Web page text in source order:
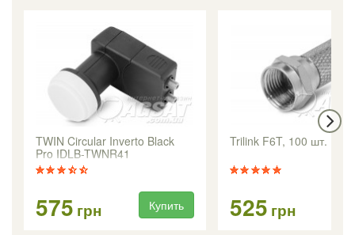
TWIN Circular Inverto Black
Pro IDLB-TWNR41
575 грн Купить
Trilink F6T, 100 шт.
525 грн